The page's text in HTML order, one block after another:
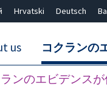
Hrvatski Deutsch
us コクランの
ンのエビデンス